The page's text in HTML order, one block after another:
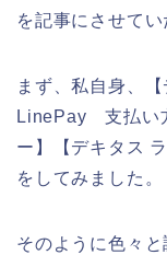
を記事にさせてい
まず、私自身、
LinePay 支払い
ー】【デキタス
をしてみました。
そのように色々